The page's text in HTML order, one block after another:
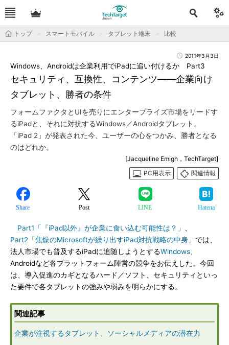
トップ スマートモバイル タブレット端末 比較
2011年3月3日
セキュリティ、互換性、コンテンツ――企業向け
タブレット、勝者の条件
Windows、Androidは企業利用でiPadに追い付けるか Part3
フォームファクタとUIを売りにエンタープライズ市場をリードす
るiPadと、それに対抗するWindows／Androidタブレット。
「iPad 2」が発表された今、ユーザーの心をつかみ、勝者となる
のはどれか。
[Jacqueline Emigh，TechTarget]
PC用表示
関連情報
Share Post LINE Hatena
Part1「『iPad以外』が企業に食い込む可能性は？」
Part2「焦燥のMicrosoftが繰り出すiPad対抗戦略の中身」 では、
法人市場でも普及するiPadに追随しようとするWindows
Androidなど各プラットフォーム陣営の競争をお伝えした。今回
は、導入促進のカギとなるハード／ソフト、セキュリティといっ
た要件で各タブレットの強みや弱みを明らかにする。
関連記事
企業が注視するタブレット、ソーシャルメディアの潜在力